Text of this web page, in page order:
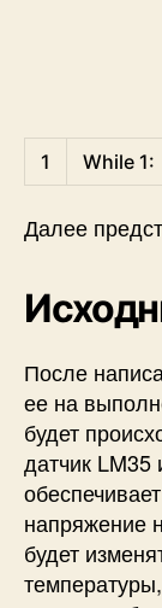
1 While 1:
Далее
После
ее на
будет
датчик LM35
напряжение
будет